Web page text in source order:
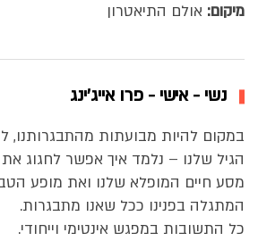
מיקום: אולם התיאטרון
נשי - אישי - פרו אייג'ינג
במקום להיות מבועתות מהתבגרותנו,
הגיל שלנו – נלמד איך אפשר לחגוג את
מסע חיים המופלא שלנו ואת מופע
המתגלה בפנינו ככל שאנו מתבגרות.
כל התשובות במפגש אינטימי וייחודי.